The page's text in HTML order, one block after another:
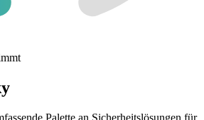
Palette an Sicherheitslösungen für